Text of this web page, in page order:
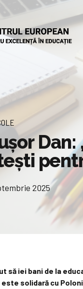
2025
să iei bani de la
este solidară cu